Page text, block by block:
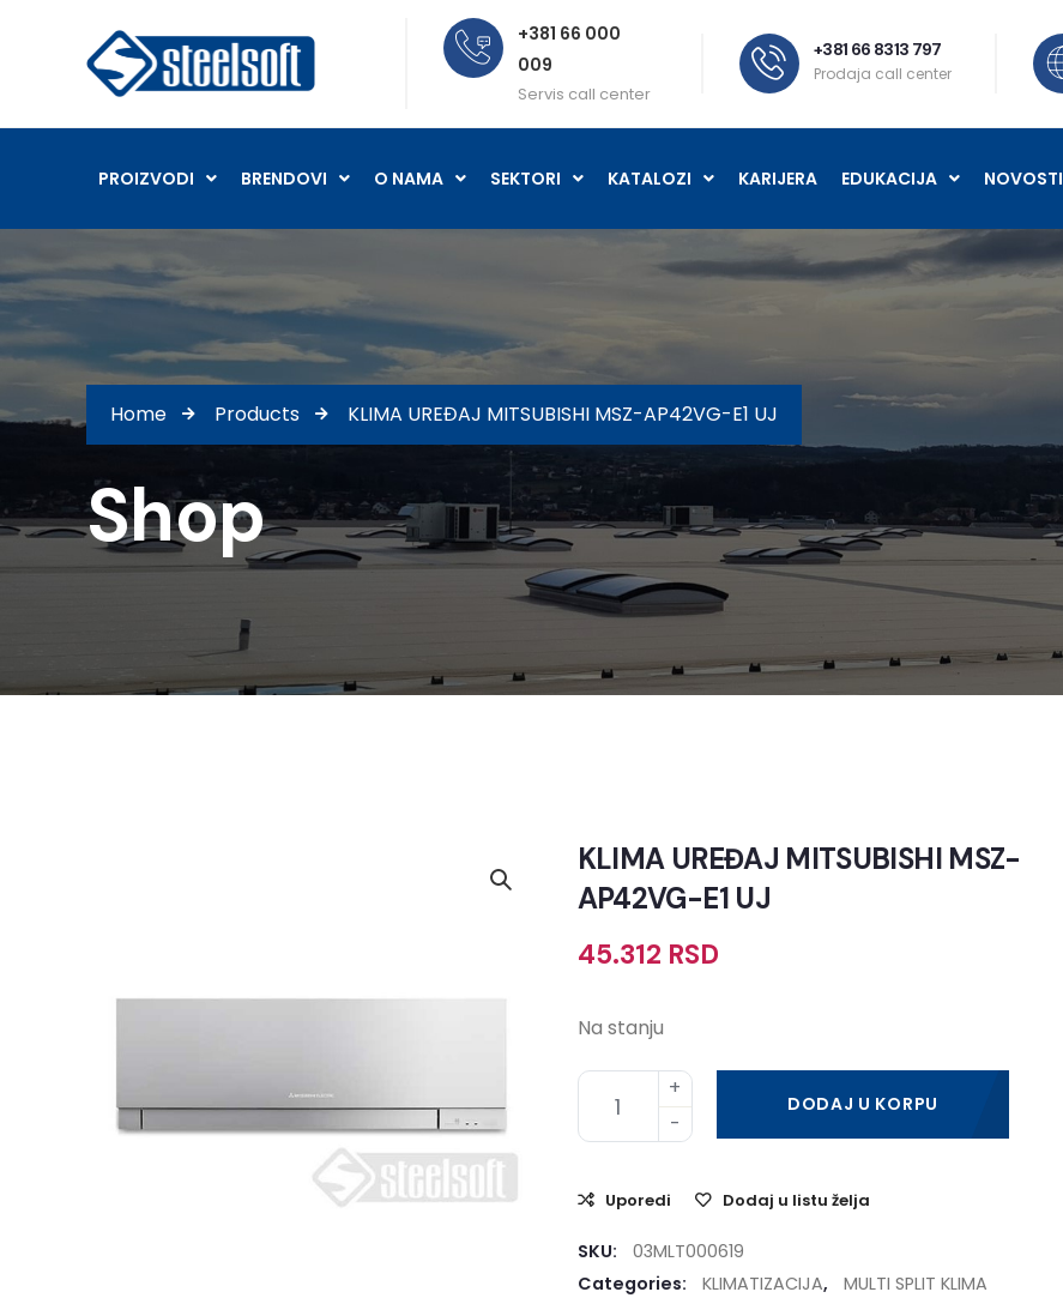
+381 66 000
009
Servis call center
+381 66 8313 797
Prodaja call center
PROIZVODI BRENDOVI O NAMA SEKTORI KATALOZI KARIJERA EDUKACIJA NOVOSTI
Home Products KLIMA UREĐAJ MITSUBISHI MSZ-AP42VG-E1 UJ
Shop
KLIMA UREĐAJ MITSUBISHI MSZ-
AP42VG-E1 UJ
45.312 RSD
Na stanju
DODAJ U KORPU
Uporedi Dodaj u listu želja
SKU:
03MLT000619
Categories:
KLIMATIZACIJA,
MULTI SPLIT KLIMA